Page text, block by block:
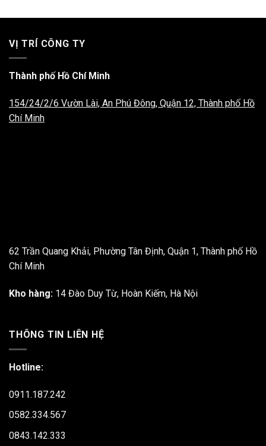
VỊ TRÍ CÔNG TY
Thành phố Hồ Chí Minh
154/24/2/6 Vườn Lài, An Phú Đông, Quận 12, Thành phố Hồ
Chí Minh
62 Trần Quang Khải, Phường Tân Định, Quận 1, Thành phố Hồ
Chí Minh
Kho hàng: 14 Đào Duy Từ, Hoàn Kiếm, Hà Nội
THÔNG TIN LIÊN HỆ
Hotline:
0911.187.242
0582.334.567
0843.142.333